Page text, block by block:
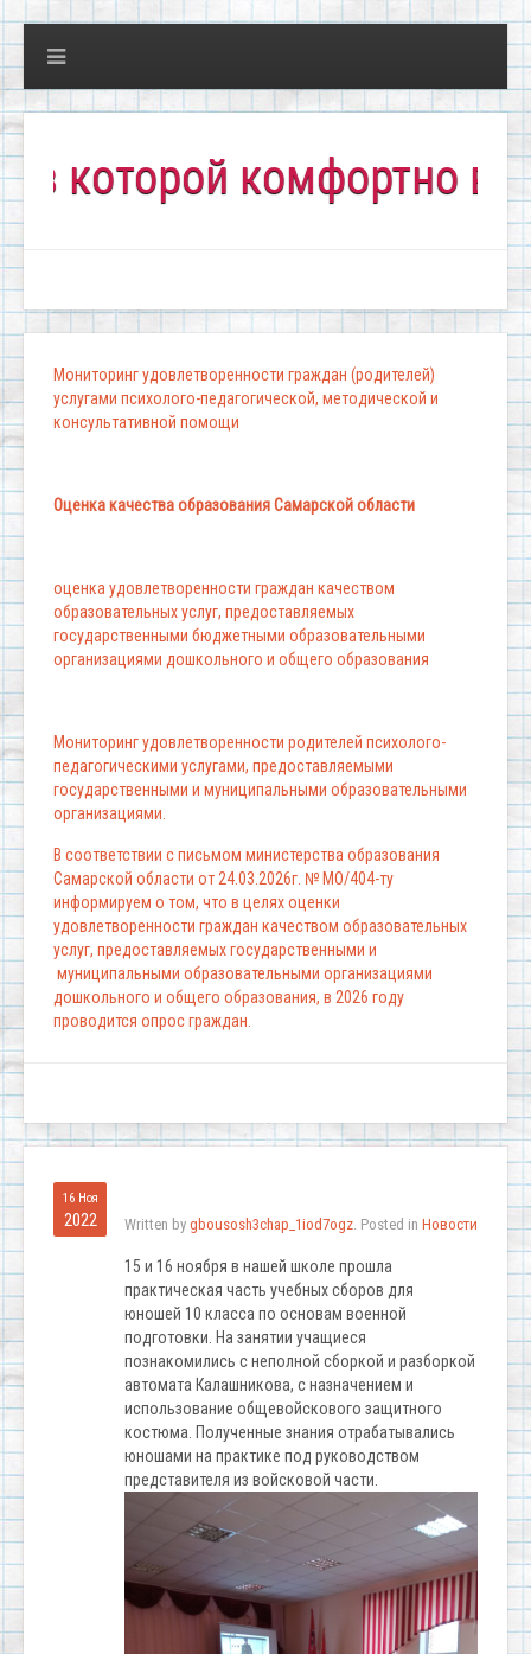
комфортно всем!"
Мониторинг удовлетворенности граждан (родителей)
услугами психолого-педагогической, методической и
консультативной помощи
Оценка качества образования Самарской области
оценка удовлетворенности граждан качеством
образовательных услуг, предоставляемых
государственными бюджетными образовательными
организациями дошкольного и общего образования
Мониторинг удовлетворенности родителей психолого-
педагогическими услугами, предоставляемыми
государственными и муниципальными образовательными
организациями.
В соответствии с письмом министерства образования
Самарской области от 24.03.2026г. № МО/404-ту
информируем о том, что в целях оценки
удовлетворенности граждан качеством образовательных
услуг, предоставляемых государственными и
муниципальными образовательными организациями
дошкольного и общего образования, в 2026 году
проводится опрос граждан.
16 Ноя
2022 Written by gbousosh3chap_1iod7ogz. Posted in Новости
15 и 16 ноября в нашей школе прошла
практическая часть учебных сборов для
юношей 10 класса по основам военной
подготовки. На занятии учащиеся
познакомились с неполной сборкой и разборкой
автомата Калашникова, с назначением и
использование общевойскового защитного
костюма. Полученные знания отрабатывались
юношами на практике под руководством
представителя из войсковой части.